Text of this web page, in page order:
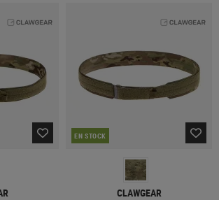
EN STOCK
CLAWGEAR